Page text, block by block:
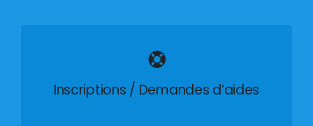
Inscriptions / Demandes d’aides